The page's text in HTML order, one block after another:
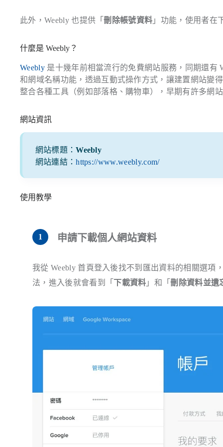
此外，Weebly 也提供「刪除帳號資料 」功能，使用者在
什麼是 Weebly？
Weebly是十幾年前相當流行的免費網站服務，同期還有
和網域名稱功能，透過互動式操作方式，讓建置網站變
整合各種工具（例如部落格、購物車），早期有許多網
網站資訊
網站標題：Weebly
網站連結：https://www.weebly.com/
使用教學
申請下載個人網站資料
我從 Weebly 首頁登入後找不到匯出資料的相關選項
法，進入後就會看到「 下載資料 」和「刪除資料並遺